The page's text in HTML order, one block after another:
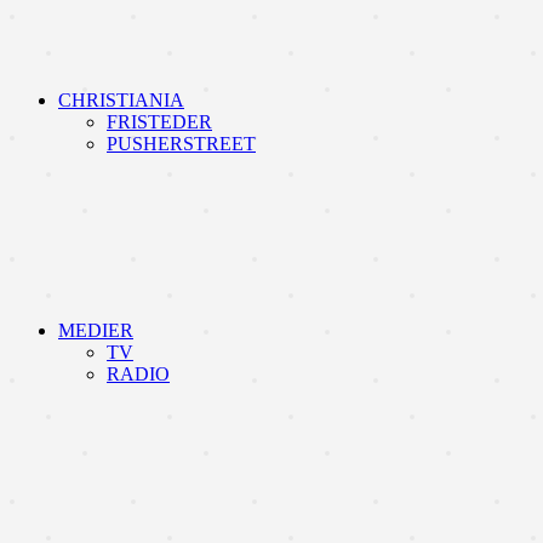
CHRISTIANIA
FRISTEDER
PUSHERSTREET
MEDIER
TV
RADIO